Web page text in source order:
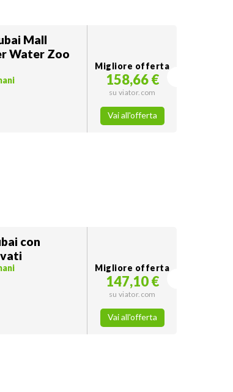
Mall
Water Zoo
Migliore offerta
158,66 €
su viator.com
Vai all'offerta
con
Migliore offerta
147,10 €
su viator.com
Vai all'offerta